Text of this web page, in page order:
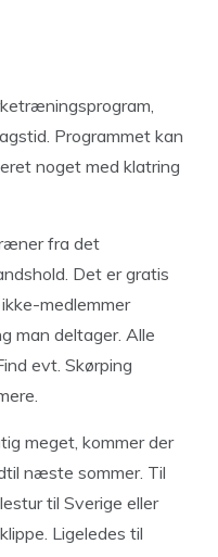
Programmet kan
noget med klatring
fra det
Det er gratis
medlemmer
man deltager. Alle
evt. Skørping
meget, kommer der
næste sommer. Til
til Sverige eller
Ligeledes til